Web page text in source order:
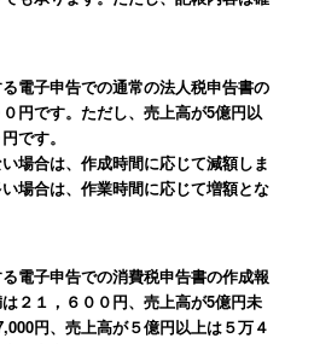
電子申告での通常の法人税申告書の
円です。ただし、売上高が5億円以
です。
場合は、作成時間に応じて減額しま
場合は、作業時間に応じて増額とな
電子申告での消費税申告書の作成報
２１，６００円、売上高が5億円未
円、売上高が５億円以上は５万４